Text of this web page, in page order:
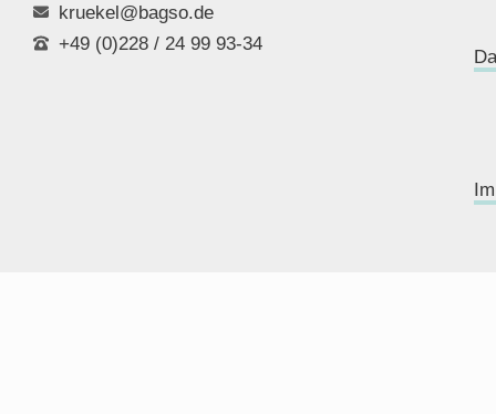
kruekel@bagso.de
+49 (0)228 / 24 99 93-34